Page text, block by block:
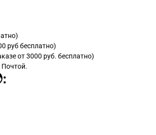
руб бесплатно)
от 3000 руб. бесплатно)
Почтой.